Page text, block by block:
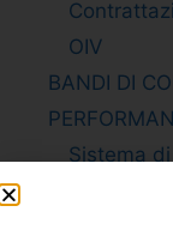
OIV
BANDI DI
Sistema
Piano